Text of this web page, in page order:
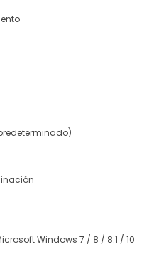
Windows 7 / 8 / 8.1 / 10